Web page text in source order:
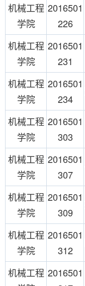
机械工程
学院
2016501
226
机械工程
学院
2016501
231
机械工程
学院
2016501
234
机械工程
学院
2016501
303
机械工程
学院
2016501
307
机械工程
学院
2016501
309
机械工程
学院
2016501
312
机械工程 2016501